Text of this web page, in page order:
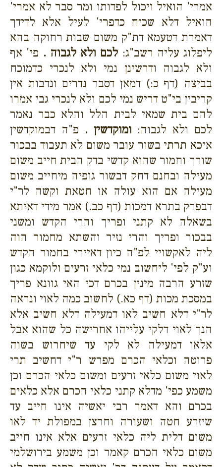
אמרי' הואיל ויכול לפדותו ומר סבר לא אמרי'
הואיל דלא שכיח כדפרי' לעיל אלא לדידך
דאמרת דטעמא דת"ק משום שבות רחוקה בהא
ליפלוג עליה רשב"ג: לכם ולא לגבוה . פי' אף
ולא לגבוה ודרשינן נמי ולא לנכרי כדמוכח
בביצה (דף כ:) דמאן דסבר נדרים ונדבות אין
קריבין בי"ט דריש נמי לכם ולא לנכרי גבי אמרו
להם בית שמאי לבית הלל והלא כבר נאמר
לכם ולא לגבוה: ומוקדשין . פ"ה דבמוקדשין
איכא תרתי בשור עובר משום לא תעבוד בבכור
שורך וחמור שהוא קדשי בדק הבית חייב משום
מעילה ובחנם דחק דבשור גופיה מיחייב משום
מעילה אם הוא עולה או חטאת וקשה לר"י
דבפרק בתרא דמכות (דף כב.) אמר מידי דאיתא
בשאלה לא קתני ופריך והרי הקדש ומשני
בבכור ופריך והרי נזיר והשתא מחמור הוה
ליה לאקשויי לפ"ה כיון דאיירי בחמור הקדש
וע"ק לפי' ליחשוב נמי כלאי זרעים ולוקמא כגון
שזרע הרבה מינין בכרם דכי האי גוונא פריך
במסכת מכות (דף כא.) לחשוב כמה לאוי ונראה
לר"י דלא חשיב לאו דמעילה דלא חשיב אלא
הנך לאוי דלקי עלייהו אחרישה כל שהוא אבל
אלאו דמעילה לא לקי עד שיחרוש בשוה
פרוטה וכלאי הכרם מפרש ר"י דחשיב תרי
לאוי משום כלאי זרעים ומשום כלאי הכרם וכן
משמע כפי' מדלא קתני כלאי הכרם אלא כלאים
בכרם והא דאמר רבי יאשיה אינו חייב עד
שיזרע חטה ושעורה וחרצן במפולת יד לאו
משום דלית ליה כלאי זרעים אלא אינו חייב
משום כלאי הכרם קאמר וכן משמע בירושלמי